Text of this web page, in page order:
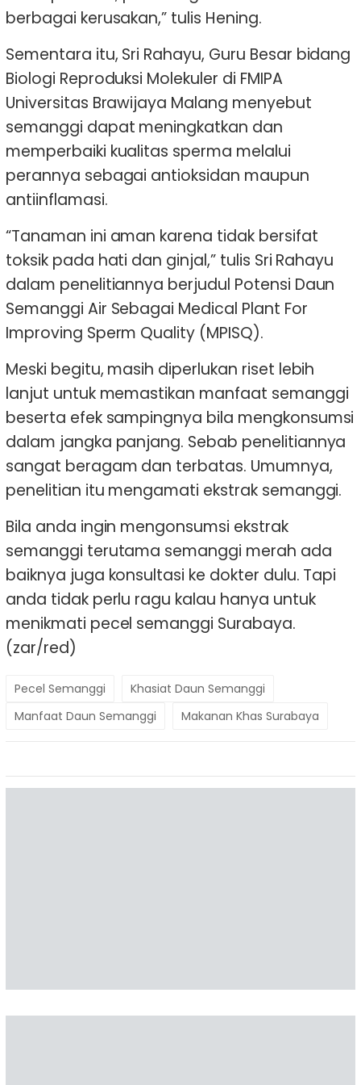
berbagai kerusakan,” tulis Hening.
Sementara itu, Sri Rahayu, Guru Besar bidang
Biologi Reproduksi Molekuler di FMIPA
Universitas Brawijaya Malang menyebut
semanggi dapat meningkatkan dan
memperbaiki kualitas sperma melalui
perannya sebagai antioksidan maupun
antiinflamasi.
“Tanaman ini aman karena tidak bersifat
toksik pada hati dan ginjal,” tulis Sri Rahayu
dalam penelitiannya berjudul Potensi Daun
Semanggi Air Sebagai Medical Plant For
Improving Sperm Quality (MPISQ).
Meski begitu, masih diperlukan riset lebih
lanjut untuk memastikan manfaat semanggi
beserta efek sampingnya bila mengkonsumsi
dalam jangka panjang. Sebab penelitiannya
sangat beragam dan terbatas. Umumnya,
penelitian itu mengamati ekstrak semanggi.
Bila anda ingin mengonsumsi ekstrak
semanggi terutama semanggi merah ada
baiknya juga konsultasi ke dokter dulu. Tapi
anda tidak perlu ragu kalau hanya untuk
menikmati pecel semanggi Surabaya.
(zar/red)
Pecel Semanggi
Khasiat Daun Semanggi
Manfaat Daun Semanggi
Makanan Khas Surabaya